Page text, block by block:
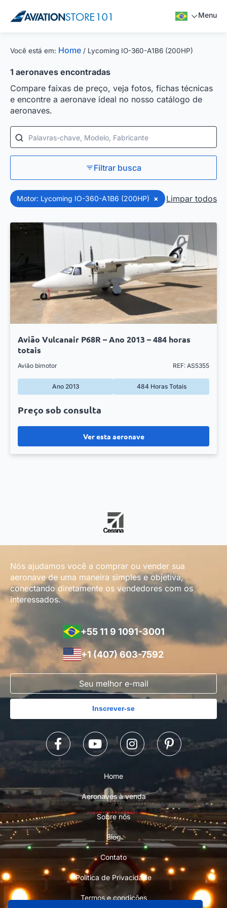
Menu
Você está em: Home / Lycoming IO-360-A1B6 (200HP)
1 aeronaves encontradas
Compare faixas de preço, veja fotos, fichas técnicas
e encontre a aeronave ideal no nosso catálogo de
aeronaves.
Palavras-chave, Modelo, Fabricante
Filtrar busca
Motor: Lycoming IO-360-A1B6 (200HP) × Limpar todos
Avião Vulcanair P68R – Ano 2013 – 484 horas
totais
Avião bimotor REF: AS5355
Ano 2013 484 Horas Totais
Ver esta aeronave
Preço sob consulta
Nós ajudamos você a comprar ou vender sua
aeronave de uma maneira simples e objetiva,
conectando diretamente os vendedores com os
interessados.
+55 11 9 1091-3001
+1 (407) 603-7592
Inscrever-se
Home
Aeronaves à venda
Sobre nós
Blog
Contato
Política de Privacidade
Termos e condições